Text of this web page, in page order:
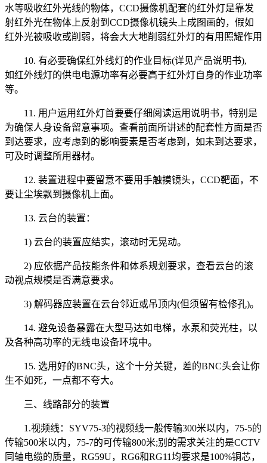
水等吸收红外光线的物体，CCD摄像机配套的红外灯是靠发
射红外光在物体上反射到CCD摄像机镜头上成图画的，假如
红外光被吸收或削弱，将会大大地削弱红外灯的有用照耀作用
10. 有必要确保红外线灯的作业目标(详见产品说明书),
如红外线灯的供电电源功率有必要高于红外灯自身的作业功率
等。
11. 用户运用红外灯首要要仔细阅读运用说明书，特别是
为确保人身设备留意事项。查看前面所讲述的配套性方面是否
到达要求，应考虑到的影响要素是否考虑到，如未到达要求，
可及时调整所用器材。
12. 装置进程中要留意不要用手触摸镜头，CCD靶面，不
要让尘埃飘到摄像机上面。
13. 云台的装置：
1) 云台的装置应结实，滚动时无晃动。
2) 应依据产品技能条件和体系规划要求，查看云台的滚
动视点规模是否满意要求。
3) 解码器应装置在云台邻近或吊顶内(但须留有检修孔)。
14. 避免设备暴露在大型马达如电梯，水泵和荧光柱，以
及各种高功率的无线电设备环境中。
15. 选用好的BNC头，这个十分关键，差的BNC头会让你
生不如死，一点都不夸大。
三、线路部分的装置
1.视频线：SYV75-3的视频线一般传输300米以内，75-5的
传输500米以内，75-7的可传输800米;别的需求关注的是CCTV
同轴电缆的质量，RG59U，RG6和RG11均要求是100%铜芯，